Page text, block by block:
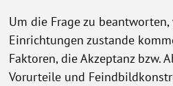
Um die Frage zu
Einrichtungen zustande
Faktoren, die Akzeptanz bzw.
Vorurteile und